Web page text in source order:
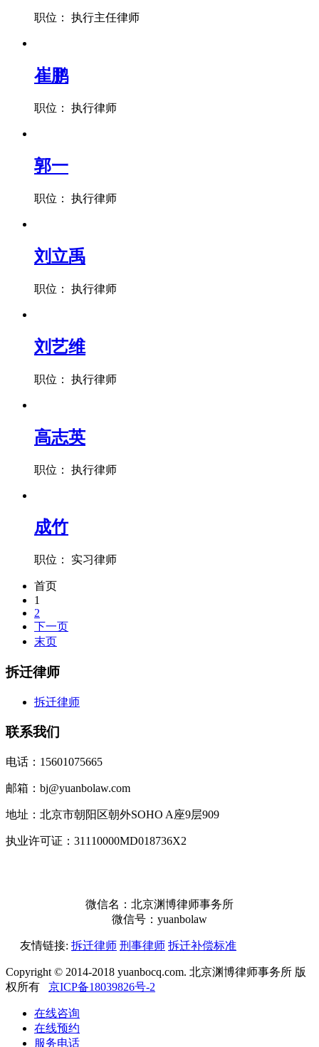
职位： 执行主任律师
崔鹏
职位： 执行律师
郭一
职位： 执行律师
刘立禹
职位： 执行律师
刘艺维
职位： 执行律师
高志英
职位： 执行律师
成竹
职位： 实习律师
首页
1
2
下一页
末页
拆迁律师
拆迁律师
联系我们
电话：15601075665
邮箱：bj@yuanbolaw.com
地址：北京市朝阳区朝外SOHO A座9层909
执业许可证：31110000MD018736X2
微信名：北京渊博律师事务所
微信号：yuanbolaw
友情链接: 拆迁律师 刑事律师 拆迁补偿标准
Copyright © 2014-2018 yuanbocq.com. 北京渊博律师事务所 版
权所有
京ICP备18039826号-2
在线咨询
在线预约
服务电话